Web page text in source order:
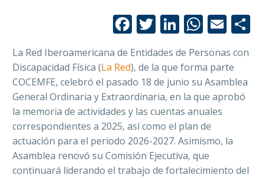
Facebook
Twitter
LinkedIn
La Red Iberoamericana de Entidades de Personas con
Discapacidad Física (La Red), de la que forma parte
COCEMFE, celebró el pasado 18 de junio su Asamblea
General Ordinaria y Extraordinaria, en la que aprobó
la memoria de actividades y las cuentas anuales
correspondientes a 2025, así como el plan de
actuación para el periodo 2026-2027. Asimismo, la
Asamblea renovó su Comisión Ejecutiva, que
continuará liderando el trabajo de fortalecimiento del